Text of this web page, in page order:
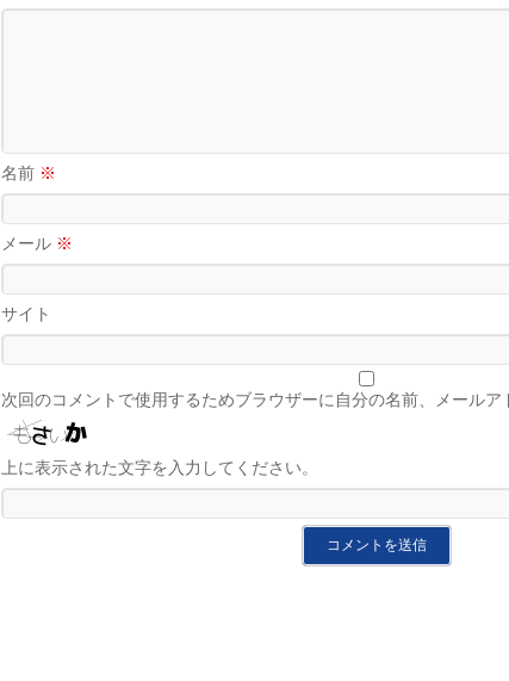
名前 ※
メール ※
サイト
次回のコメントで使用するためブラウザーに自分の名前、メールア
上に表示された文字を入力してください。